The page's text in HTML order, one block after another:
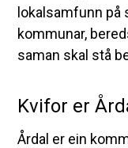
lokalsamfunn på
kommunar,
saman skal stå
Kvifor er
Årdal er ein